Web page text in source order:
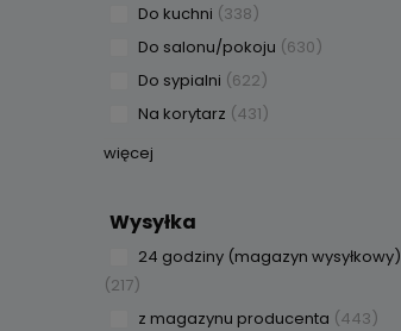
Do kuchni (338)
Do salonu/pokoju (630)
Do sypialni (622)
Na korytarz (431)
więcej
Wysyłka
24 godziny (magazyn wysyłkowy)
(217)
z magazynu producenta (443)